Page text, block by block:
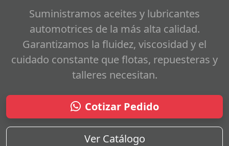
Suministramos aceites y lubricantes
automotrices de la más alta calidad.
Garantizamos la fluidez, viscosidad y el
cuidado constante que flotas, repuesteras y
talleres necesitan.
Cotizar Pedido
Ver Catálogo